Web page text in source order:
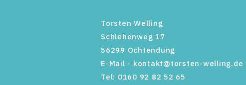
Torsten Welling
Schlehenweg 17
56299 Ochtendung
E-Mail - kontakt@torsten-welling.de
Tel: 0160 92 82 52 65